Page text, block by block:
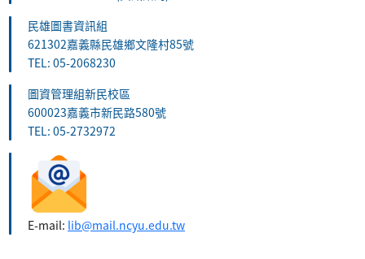
民雄圖書資訊組
621302嘉義縣民雄鄉文隆村85號
TEL: 05-2068230
圖資管理組新民校區
600023嘉義市新民路580號
TEL: 05-2732972
E-mail: lib@mail.ncyu.edu.tw